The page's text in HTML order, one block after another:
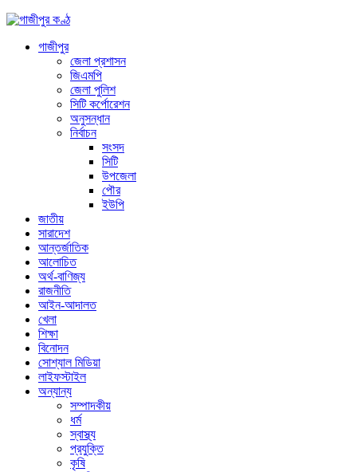
গাজীপুর
জেলা প্রশাসন
জিএমপি
জেলা পুলিশ
সিটি কর্পোরেশন
অনুসন্ধান
নির্বাচন
সংসদ
সিটি
উপজেলা
পৌর
ইউপি
জাতীয়
সারাদেশ
আন্তর্জাতিক
আলোচিত
অর্থ-বাণিজ্য
রাজনীতি
আইন-আদালত
খেলা
শিক্ষা
বিনোদন
সোশ্যাল মিডিয়া
লাইফস্টাইল
অন্যান্য
সম্পাদকীয়
ধর্ম
স্বাস্থ্য
প্রযুক্তি
কৃষি